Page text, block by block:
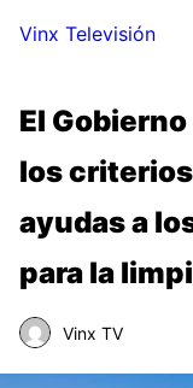
Vinx Televisión
El
los
ayudas a
para la
Vinx TV